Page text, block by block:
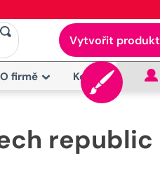
Vytvořit produkt
O firmě Kontakt
republic